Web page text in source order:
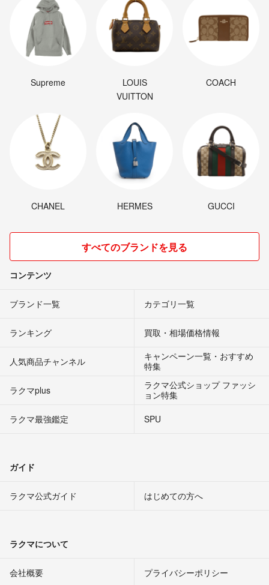
Supreme
LOUIS
VUITTON
COACH
CHANEL HERMES GUCCI
すべてのブランドを見る
コンテンツ
ブランド一覧 カテゴリ一覧
ランキング 買取・相場価格情報
人気商品チャンネル
キャンペーン一覧・おすすめ
特集
ラクマplus
ラクマ公式ショップ ファッシ
ョン特集
ラクマ最強鑑定
SPU
ガイド
ラクマ公式ガイド はじめての方へ
ラクマについて
会社概要 プライバシーポリシー